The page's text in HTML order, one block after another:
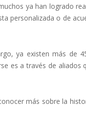
ya han logrado
personalizada o de
ya existen más de
es a través de aliados
más sobre la